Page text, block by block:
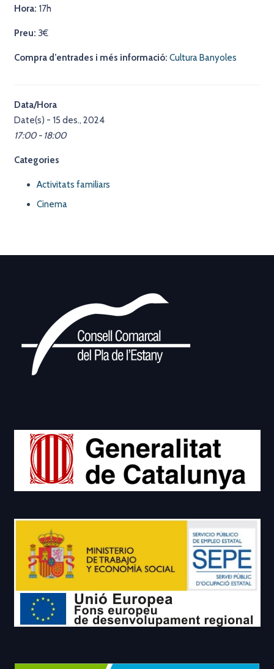
Hora: 17h
Preu: 3€
Compra d’entrades i més informació: Cultura Banyoles
Data/Hora
Date(s) - 15 des., 2024
17:00 - 18:00
Categories
Activitats familiars
Cinema